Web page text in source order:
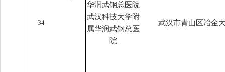
34
华润武钢总医院
武汉科技大学附
属华润武钢总医
院
武汉市青山区冶金